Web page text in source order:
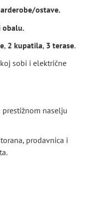
ostave.
obalu.
, 2 kupatila, 3 terase.
sobi i električne
naselju
prodavnica i